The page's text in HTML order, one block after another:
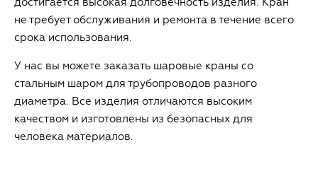
не требует обслуживания и ремонта в течение всего
срока использования.
У нас вы можете заказать шаровые краны со
стальным шаром для трубопроводов разного
диаметра. Все изделия отличаются высоким
качеством и изготовлены из безопасных для
человека материалов.